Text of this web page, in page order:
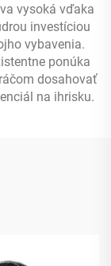
vysoká vďaka
investíciou
vybavenia.
ponúka
dosahovať
na ihrisku.